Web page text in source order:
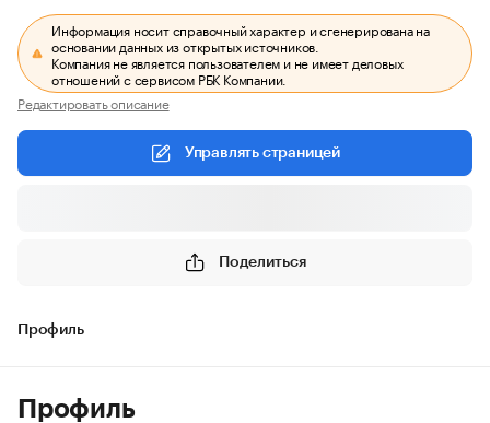
Информация носит справочный характер и сгенерирована на
основании данных из открытых источников.
Компания не является пользователем и не имеет деловых
отношений с сервисом РБК Компании.
Редактировать описание
Управлять страницей
Поделиться
Профиль
Профиль